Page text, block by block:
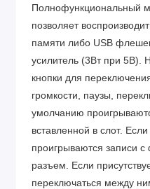
Полнофункциональный
позволяет
памяти либо USB
усилитель (3Вт при 5В).
кнопки для
громкости, паузы,
умолчанию
вставленной в слот.
проигрываются записи
разъем. Если
переключаться между